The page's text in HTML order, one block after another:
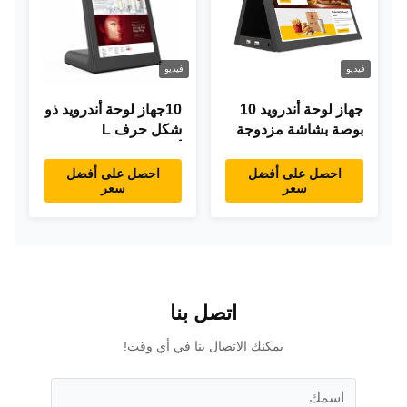
فيديو
جهاز لوحة أندرويد 10
بوصة بشاشة مزدوجة
POE إعلانات جهاز
كمبيوتر لوحي
احصل على أفضل
سعر
فيديو
10جهاز لوحة أندرويد ذو
شكل حرف L
جهاز لوحة IPS جهاز
لوحة لمس للمطعم
احصل على أفضل
سعر
اتصل بنا
يمكنك الاتصال بنا في أي وقت!